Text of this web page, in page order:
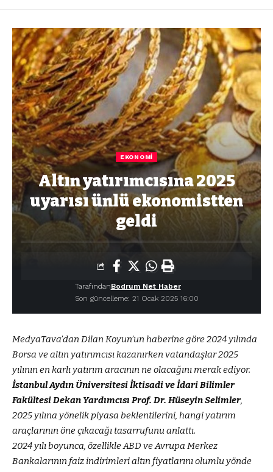
EKONOMI
Altın yatırımcısına 2025
uyarısı ünlü ekonomistten
geldi
Son güncelleme: 21 Ocak 2025 16:00
TarafındanBodrum Net Haber
MedyaTava’dan Dilan Koyun’un haberine göre 2024 yılında
Borsa ve altın yatırımcısı kazanırken vatandaşlar 2025
yılının en karlı yatırım aracının ne olacağını merak ediyor.
İstanbul Aydın Üniversitesi İktisadi ve İdari Bilimler
Fakültesi Dekan Yardımcısı Prof. Dr. Hüseyin Selimler,
2025 yılına yönelik piyasa beklentilerini, hangi yatırım
araçlarının öne çıkacağı tasarrufunu anlattı.
2024 yılı boyunca, özellikle ABD ve Avrupa Merkez
Bankalarının faiz indirimleri altın fiyatlarını olumlu yönde